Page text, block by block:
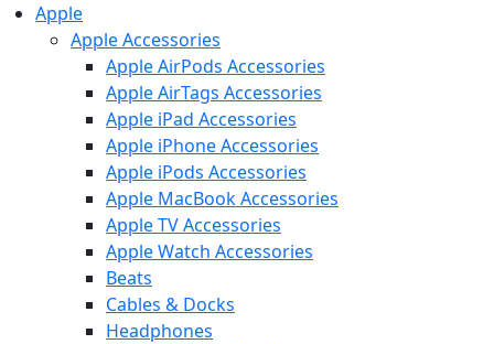
Apple
Apple Accessories
Apple AirPods Accessories
Apple AirTags Accessories
Apple iPad Accessories
Apple iPhone Accessories
Apple iPods Accessories
Apple MacBook Accessories
Apple TV Accessories
Apple Watch Accessories
Beats
Cables & Docks
Headphones